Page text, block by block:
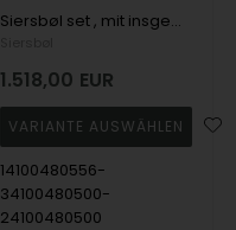
Siersbøl set , mit insgesamt 0,75 ct Top Wesselston VS2
1.518,00 EUR
14100480556-
34100480500-
24100480500